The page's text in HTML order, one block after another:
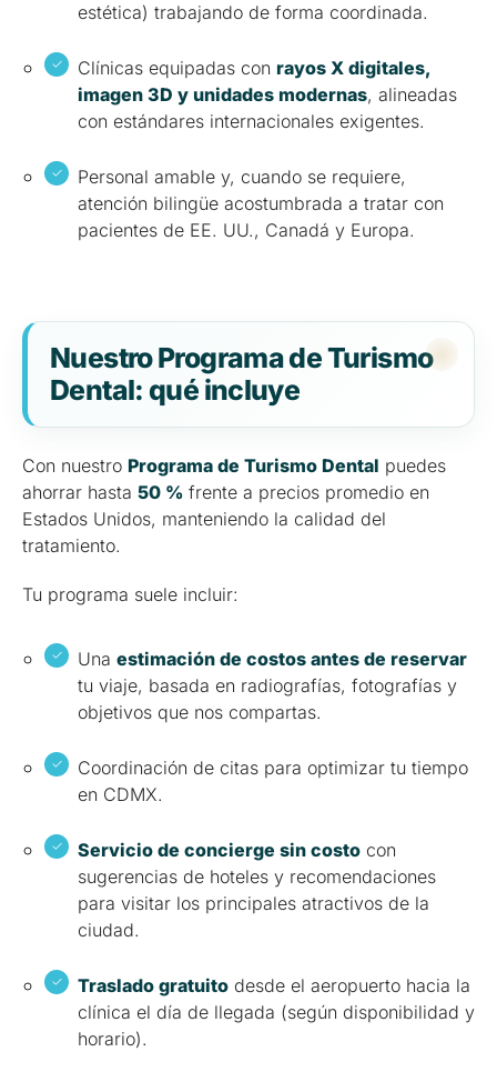
estética) trabajando de forma coordinada.
Clínicas equipadas con rayos X digitales,
imagen 3D y unidades modernas, alineadas
con estándares internacionales exigentes.
Personal amable y, cuando se requiere,
atención bilingüe acostumbrada a tratar con
pacientes de EE. UU., Canadá y Europa.
Nuestro Programa de Turismo
Dental: qué incluye
Con nuestro Programa de Turismo Dental puedes
ahorrar hasta 50 % frente a precios promedio en
Estados Unidos, manteniendo la calidad del
tratamiento.
Tu programa suele incluir:
Una estimación de costos antes de reservar
tu viaje, basada en radiografías, fotografías y
objetivos que nos compartas.
Coordinación de citas para optimizar tu tiempo
en CDMX.
Servicio de concierge sin costo con
sugerencias de hoteles y recomendaciones
para visitar los principales atractivos de la
ciudad.
Traslado gratuito desde el aeropuerto hacia la
clínica el día de llegada (según disponibilidad y
horario).